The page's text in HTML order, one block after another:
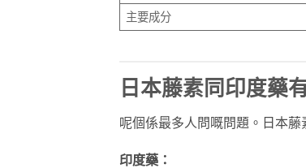
主要成分
日本藤素同印度藥
呢個係最多人問嘅問題。日本
印度藥：